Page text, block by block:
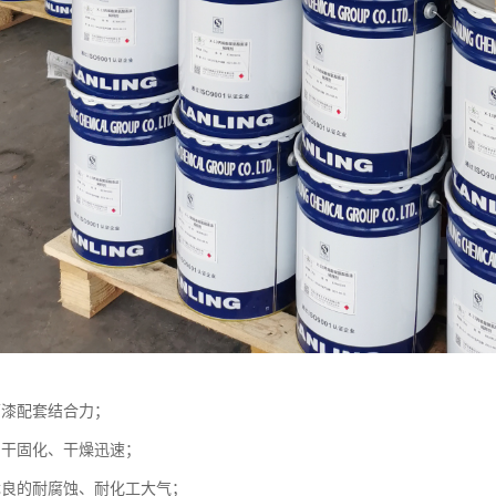
配套结合力；
固化、干燥迅速；
的耐腐蚀、耐化工大气；